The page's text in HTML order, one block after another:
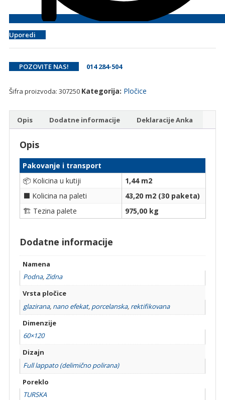
Uporedi
POZOVITE NAS! 014 284-504
Šifra proizvoda: 307250 Kategorija: Pločice
Opis Dodatne informacije Deklaracije Anka
Opis
Pakovanje i transport
📦 Kolicina u kutiji
1,44 m2
⬛ Kolicina na paleti
43,20 m2 (30 paketa)
🏗 Tezina palete
975,00 kg
Dodatne informacije
Namena
Podna,Zidna
Vrsta pločice
glazirana, nano efekat, porcelanska, rektifikovana
Dimenzije
60×120
Dizajn
Full lappato (delimično polirana)
Poreklo
TURSKA